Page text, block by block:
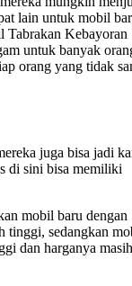
lain untuk mobil
Tabrakan Kebayoran
untuk banyak
orang yang tidak
juga bisa jadi
di sini bisa memiliki
mobil baru dengan
tinggi, sedangkan
dan harganya masih